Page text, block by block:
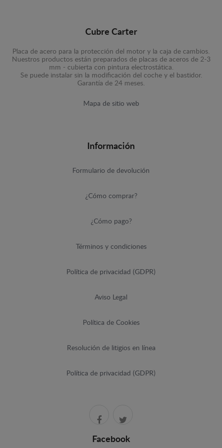
Cubre Carter
Placa de acero para la protección del motor y la caja de cambios.
Nuestros productos están preparados de placas de aceros de 2-3
mm - cubierta con pintura electrostática.
Se puede instalar sin la modificación del coche y el bastidor.
Garantía de 24 meses.
Mapa de sitio web
Información
Formulario de devolución
¿Cómo comprar?
¿Cómo pago?
Términos y condiciones
Política de privacidad (GDPR)
Aviso Legal
Política de Cookies
Resolución de litigios en línea
Política de privacidad (GDPR)
Facebook